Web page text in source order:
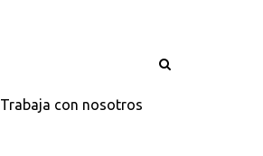
Trabaja con nosotros